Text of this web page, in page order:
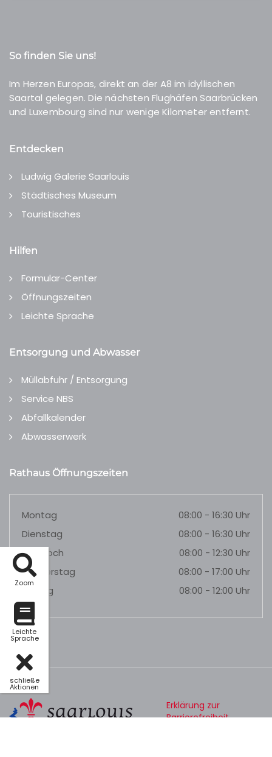
Zoom
Leichte
Sprache
schließe
Aktionen
So finden Sie uns!
Im Herzen Europas, direkt an der A8 im idyllischen
Saartal gelegen. Die nächsten Flughäfen Saarbrücken
und Luxembourg sind nur wenige Kilometer entfernt.
Entdecken
Ludwig Galerie Saarlouis
Städtisches Museum
Touristisches
Hilfen
Formular-Center
Öffnungszeiten
Leichte Sprache
Entsorgung und Abwasser
Müllabfuhr / Entsorgung
Service NBS
Abfallkalender
Abwasserwerk
Rathaus Öffnungszeiten
Montag
08:00 - 16:30 Uhr
Dienstag
08:00 - 16:30 Uhr
Mittwoch
08:00 - 12:30 Uhr
Donnerstag
08:00 - 17:00 Uhr
Freitag
08:00 - 12:00 Uhr
Erklärung zur
Barrierefreiheit